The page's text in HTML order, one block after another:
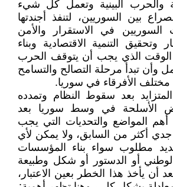
والحرب البينية وتعمل كل شيء
بين السوريين، لتنفذ أجندتها
السوريين في الاستقرار والأمن
وتحقيق التنمية الاقتصادية وبناء
الوقت الذي يجب أن يتوقف الحرب
تبدأ مرحلة التصالح والتسامح
الأفرقاء في سوريا.
بعد سقوط النظام وتمدده
الأسلحة في وسط سوريا بعد
أهم المواضع والتحديات التي يجب
أكثر من السابق، ولا يمكن لأي
مطلوب سواء بناء المؤسسات
الوطني أو الدستور أو شكل وطبيعة
أن يأخذ هذا الخطر بعين الاعتبار،